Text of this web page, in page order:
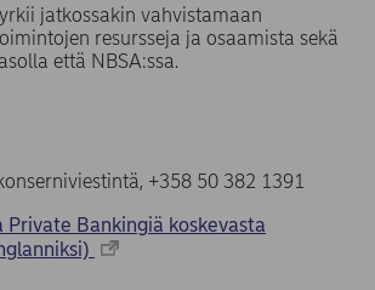
jatkossakin vahvistamaan
resursseja ja osaamista sekä
että NBSA:ssa.
+358 50 382 1391
Bankingiä koskevasta